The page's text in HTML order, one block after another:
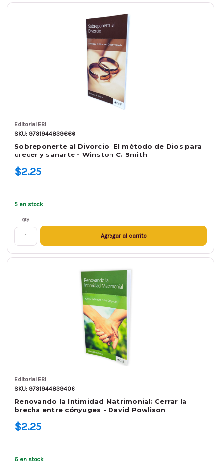
Editorial EBI
SKU: 9781944839666
Sobreponerte al Divorcio: El método de Dios para
crecer y sanarte - Winston C. Smith
$2.25
5 en stock
Qty.
Agregar al carrito
Editorial EBI
SKU: 9781944839406
Renovando la Intimidad Matrimonial: Cerrar la
brecha entre cónyuges - David Powlison
$2.25
6 en stock